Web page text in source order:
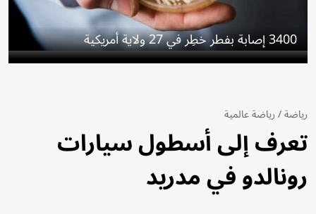
3400 إصابة بفطر خطِر في 27 ولاية أمريكية
رياضة/رياضة عالمية
تعرف إلى أسطول سيارات
رونالدو في مدريد